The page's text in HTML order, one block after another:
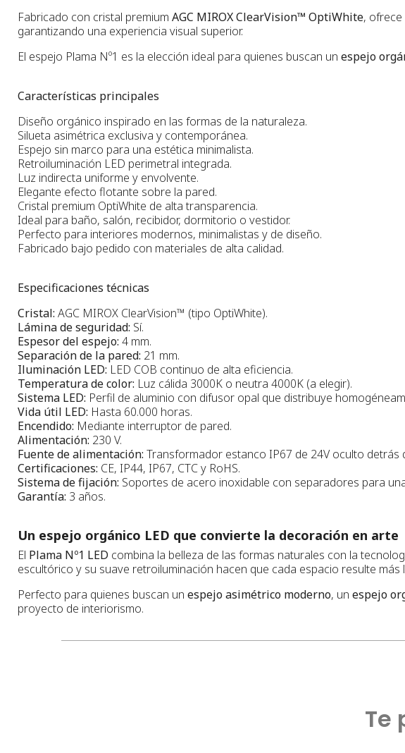
Fabricado con cristal premium AGC MIROX ClearVision™ OptiWhite,
garantizando una experiencia visual superior.
El espejo Plama Nº1 es la elección ideal para quienes buscan un espejo
Características principales
Diseño orgánico inspirado en las formas de la naturaleza.
Silueta asimétrica exclusiva y contemporánea.
Espejo sin marco para una estética minimalista.
Retroiluminación LED perimetral integrada.
Luz indirecta uniforme y envolvente.
Elegante efecto flotante sobre la pared.
Cristal premium OptiWhite de alta transparencia.
Ideal para baño, salón, recibidor, dormitorio o vestidor.
Perfecto para interiores modernos, minimalistas y de diseño.
Fabricado bajo pedido con materiales de alta calidad.
Especificaciones técnicas
Cristal: AGC MIROX ClearVision™ (tipo OptiWhite).
Lámina de seguridad: Sí.
Espesor del espejo: 4 mm.
Separación de la pared: 21 mm.
Iluminación LED: LED COB continuo de alta eficiencia.
Temperatura de color: Luz cálida 3000K o neutra 4000K (a elegir).
Sistema LED: Perfil de aluminio con difusor opal que distribuye
Vida útil LED: Hasta 60.000 horas.
Encendido: Mediante interruptor de pared.
Alimentación: 230 V.
Fuente de alimentación: Transformador estanco IP67 de 24V oculto detrás
Certificaciones: CE, IP44, IP67, CTC y RoHS.
Sistema de fijación: Soportes de acero inoxidable con separadores para
Garantía: 3 años.
Un espejo orgánico LED que convierte la decoración en arte
El Plama Nº1 LED combina la belleza de las formas naturales con la
escultórico y su suave retroiluminación hacen que cada espacio resulte
Perfecto para quienes buscan un espejo asimétrico moderno, un espejo
proyecto de interiorismo.
Te